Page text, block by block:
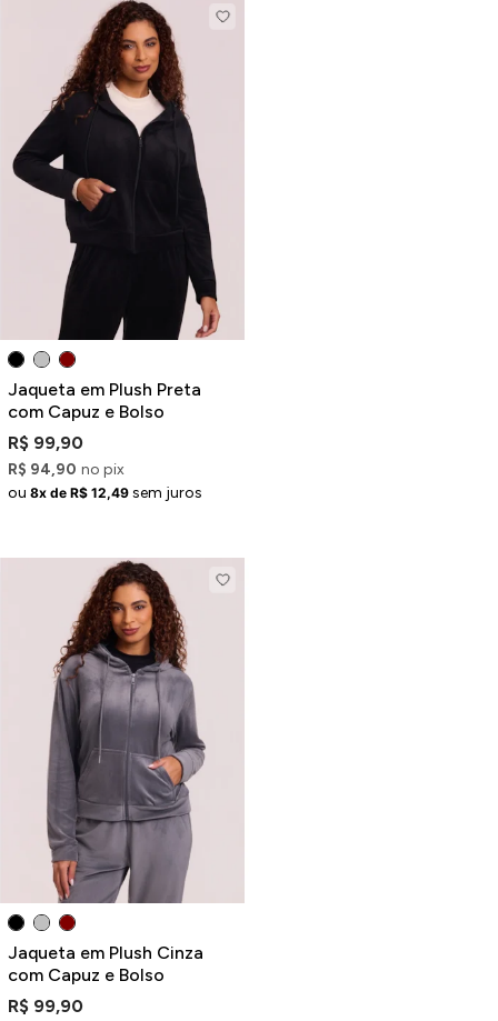
Jaqueta em Plush Preta
com Capuz e Bolso
R$ 99,90
R$ 94,90 no pix
ou 8x de R$ 12,49 sem juros
Jaqueta em Plush Cinza
com Capuz e Bolso
R$ 99,90